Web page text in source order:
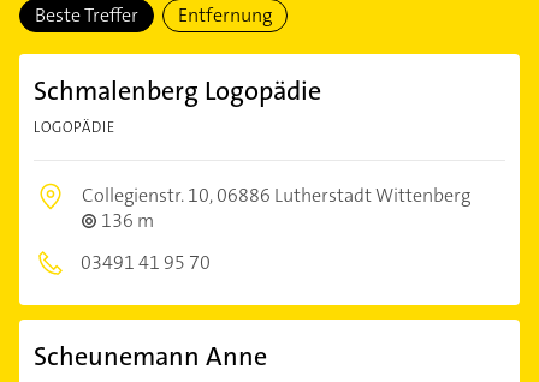
Beste Treffer Entfernung
Schmalenberg Logopädie
LOGOPÄDIE
Collegienstr. 10,06886 Lutherstadt Wittenberg
136 m
03491 41 95 70
Scheunemann Anne